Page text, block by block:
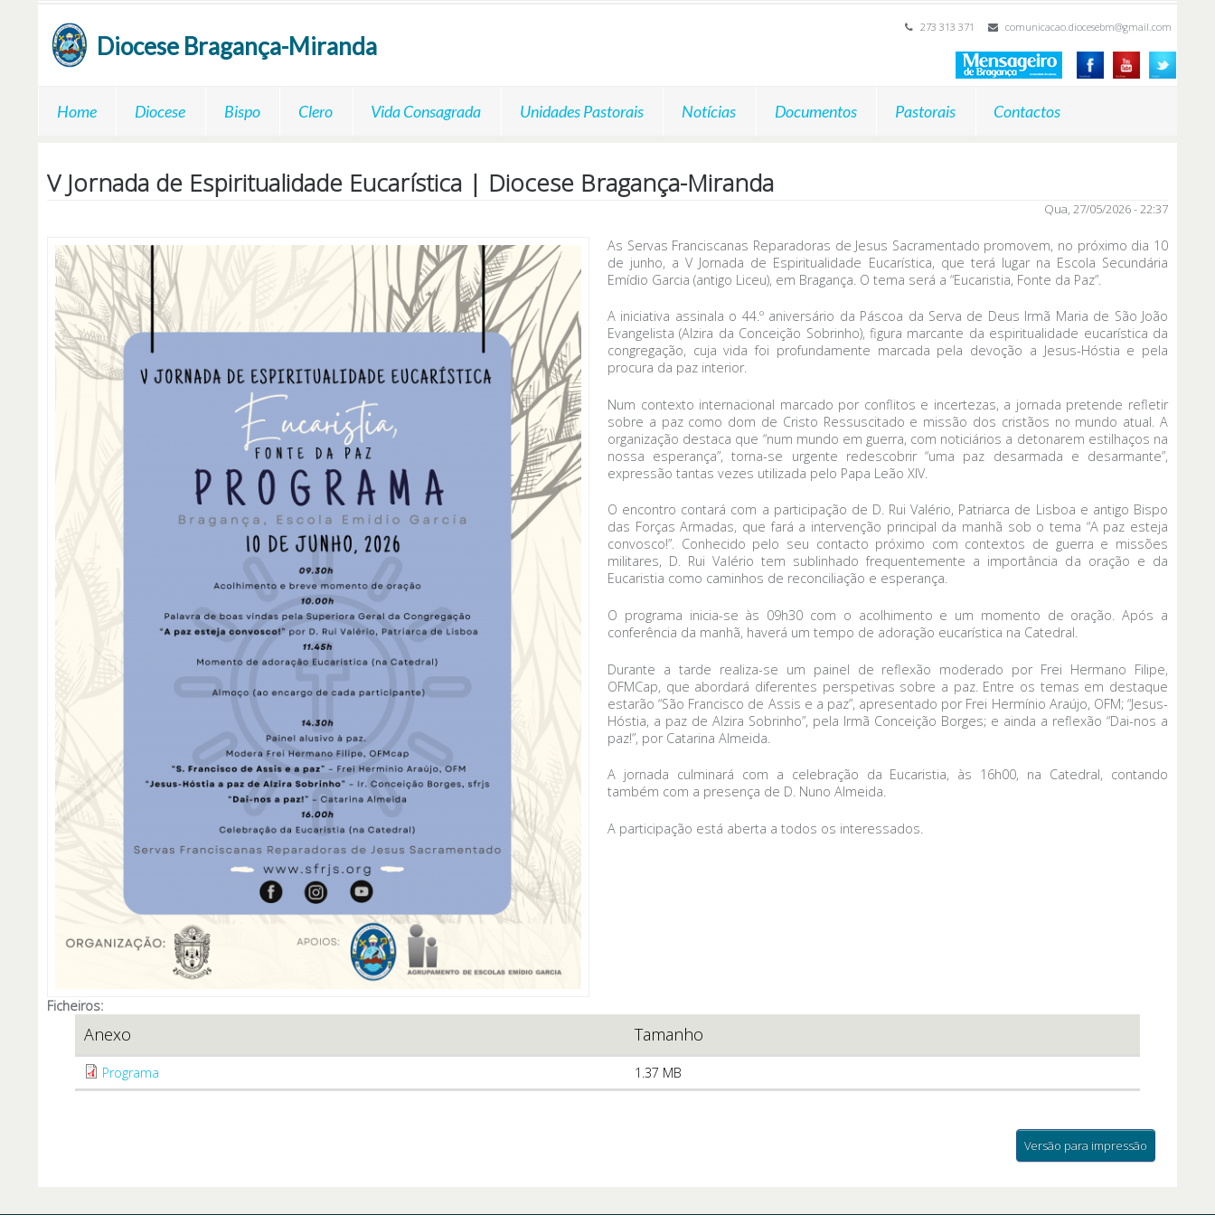
Diocese Bragança-Miranda
273 313 371 comunicacao.diocesebm@gmail.com
Home Diocese Bispo Clero Vida Consagrada Unidades Pastorais Notícias Documentos Pastorais Contactos
V Jornada de Espiritualidade Eucarística | Diocese Bragança-Miranda
Qua, 27/05/2026 - 22:37
As Servas Franciscanas Reparadoras de Jesus Sacramentado promovem, no próximo dia 10
de junho, a V Jornada de Espiritualidade Eucarística, que terá lugar na Escola Secundária
Emídio Garcia (antigo Liceu), em Bragança. O tema será a “Eucaristia, Fonte da Paz”.
A iniciativa assinala o 44.º aniversário da Páscoa da Serva de Deus Irmã Maria de São João
Evangelista (Alzira da Conceição Sobrinho), figura marcante da espiritualidade eucarística da
congregação, cuja vida foi profundamente marcada pela devoção a Jesus-Hóstia e pela
procura da paz interior.
Num contexto internacional marcado por conflitos e incertezas, a jornada pretende refletir
sobre a paz como dom de Cristo Ressuscitado e missão dos cristãos no mundo atual. A
organização destaca que “num mundo em guerra, com noticiários a detonarem estilhaços na
nossa esperança”, torna-se urgente redescobrir “uma paz desarmada e desarmante”,
expressão tantas vezes utilizada pelo Papa Leão XIV.
O encontro contará com a participação de D. Rui Valério, Patriarca de Lisboa e antigo Bispo
das Forças Armadas, que fará a intervenção principal da manhã sob o tema “A paz esteja
convosco!”. Conhecido pelo seu contacto próximo com contextos de guerra e missões
militares, D. Rui Valério tem sublinhado frequentemente a importância da oração e da
Eucaristia como caminhos de reconciliação e esperança.
O programa inicia-se às 09h30 com o acolhimento e um momento de oração. Após a
conferência da manhã, haverá um tempo de adoração eucarística na Catedral.
Durante a tarde realiza-se um painel de reflexão moderado por Frei Hermano Filipe,
OFMCap, que abordará diferentes perspetivas sobre a paz. Entre os temas em destaque
estarão “São Francisco de Assis e a paz”, apresentado por Frei Hermínio Araújo, OFM; “Jesus-
Hóstia, a paz de Alzira Sobrinho”, pela Irmã Conceição Borges; e ainda a reflexão “Dai-nos a
paz!”, por Catarina Almeida.
A jornada culminará com a celebração da Eucaristia, às 16h00, na Catedral, contando
também com a presença de D. Nuno Almeida.
A participação está aberta a todos os interessados.
Ficheiros:
Anexo Tamanho
Programa 1.37 MB
Versão para impressão